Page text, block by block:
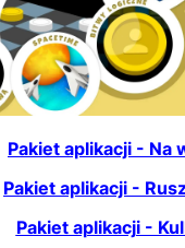
Pakiet aplikacji - Na
Pakiet aplikacji -
Pakiet aplikacji -